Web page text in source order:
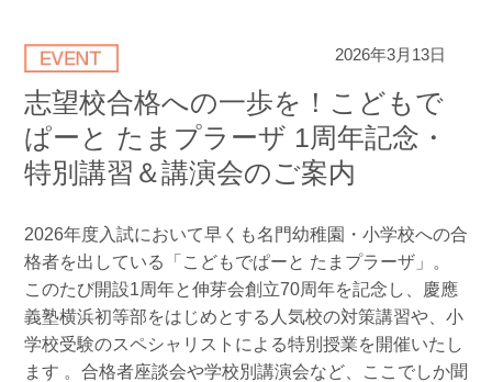
2026年3月13日
志望校合格への一歩を！こどもで
ぱーと たまプラーザ 1周年記念・
特別講習＆講演会のご案内
2026年度入試において早くも名門幼稚園・小学校への合
格者を出している「こどもでぱーと たまプラーザ」。
このたび開設1周年と伸芽会創立70周年を記念し、慶應
義塾横浜初等部をはじめとする人気校の対策講習や、小
学校受験のスペシャリストによる特別授業を開催いたし
ます 。合格者座談会や学校別講演会など、ここでしか聞